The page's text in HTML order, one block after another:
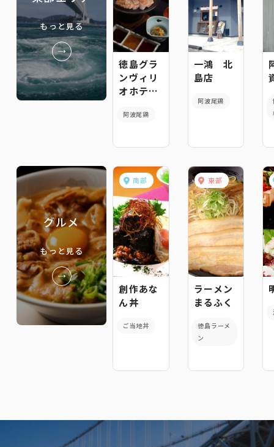
もっと見る
徳島グラ
ンヴィリ
オホテル
席“阿波”
阿波尾鶏
一鴻 北
島店
阿波尾鶏
グルメ
もっと見る
南部
創作あな
ん丼
ご当地丼
東部
ラーメン
まるふく
徳島ラーメ
ン